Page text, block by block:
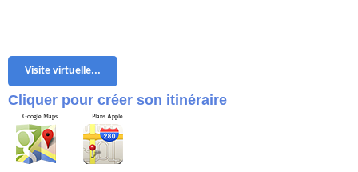
Visite virtuelle...
Cliquer pour créer son itinéraire
Google Maps Plans Apple